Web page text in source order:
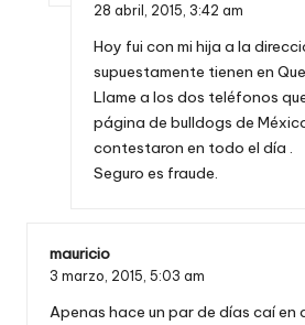
28 abril, 2015, 3:42 am
Hoy fui con mi hija a la
supuestamente tienen en
Llame a los dos teléfonos
página de bulldogs de
contestaron en todo el día .
Seguro es fraude.
mauricio
3 marzo, 2015, 5:03 am
Apenas hace un par de días caí en